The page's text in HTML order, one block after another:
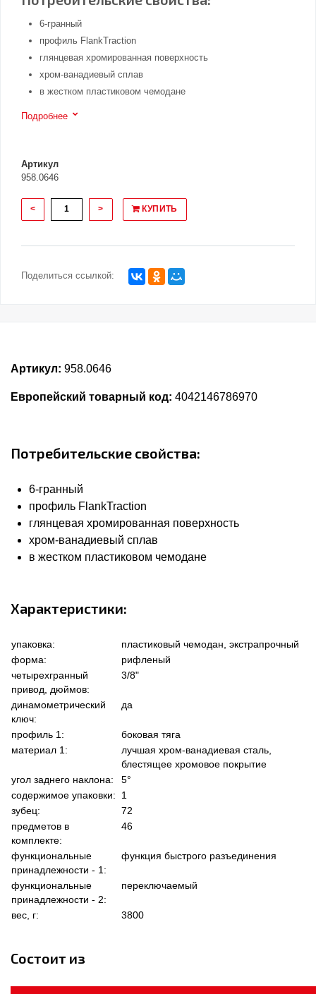
6-гранный
профиль FlankTraction
глянцевая хромированная поверхность
хром-ванадиевый сплав
в жестком пластиковом чемодане
Подробнее
Артикул
958.0646
< > КУПИТЬ
Поделиться ссылкой:
Артикул: 958.0646
Европейский товарный код: 4042146786970
Потребительские свойства:
6-гранный
профиль FlankTraction
глянцевая хромированная поверхность
хром-ванадиевый сплав
в жестком пластиковом чемодане
Характеристики:
упаковка:
пластиковый чемодан, экстрапрочный
форма:
рифленый
четырехгранный
привод, дюймов:
3/8"
динамометрический
ключ:
да
профиль 1:
боковая тяга
материал 1:
лучшая хром-ванадиевая сталь,
блестящее хромовое покрытие
угол заднего наклона:
5°
содержимое упаковки:
1
зубец:
72
предметов в
комплекте:
46
функциональные
принадлежности - 1:
функция быстрого разъединения
функциональные
принадлежности - 2:
переключаемый
вес, г: 3800
Состоит из